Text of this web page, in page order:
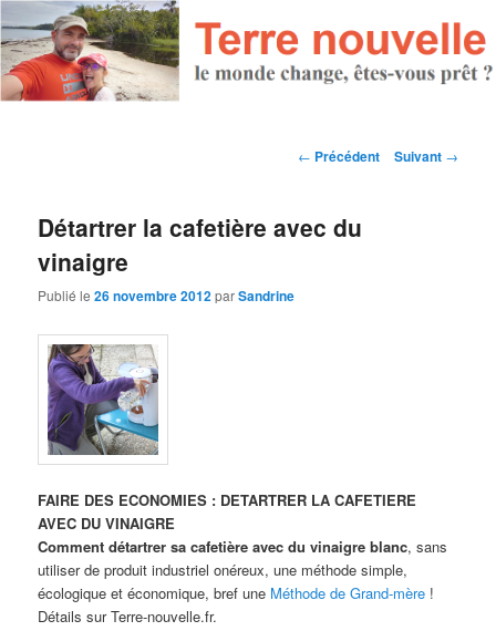
Navigation des articles
← Précédent Suivant →
Détartrer la cafetière avec du
vinaigre
Publié le26 novembre 2012parSandrine
FAIRE DES ECONOMIES : DETARTRER LA CAFETIERE
AVEC DU VINAIGRE
Comment détartrer sa cafetière avec du vinaigre blanc, sans
utiliser de produit industriel onéreux, une méthode simple,
écologique et économique, bref une Méthode de Grand-mère !
Détails sur Terre-nouvelle.fr.